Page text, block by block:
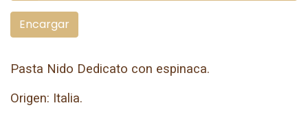
Encargar
Pasta Nido Dedicato con espinaca.
Origen: Italia.